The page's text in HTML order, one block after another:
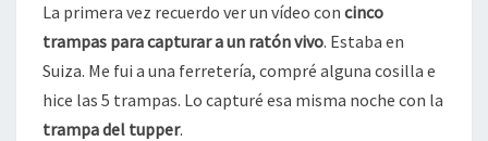
La primera vez recuerdo ver un vídeo con cinco
trampas para capturar a un ratón vivo. Estaba en
Suiza. Me fui a una ferretería, compré alguna cosilla e
hice las 5 trampas. Lo capturé esa misma noche con la
trampa del tupper.